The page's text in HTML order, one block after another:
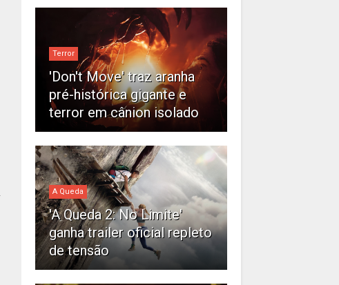
Terror
'Don't Move' traz aranha
pré-histórica gigante e
terror em cânion isolado
A Queda
'A Queda 2: No Limite'
ganha trailer oficial repleto
de tensão